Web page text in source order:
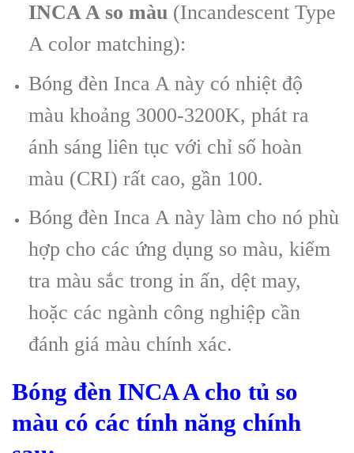
INCA A so màu(Incandescent Type
A color matching):
Bóng đèn Inca A này có nhiệt độ
màu khoảng 3000-3200K, phát ra
ánh sáng liên tục với chỉ số hoàn
màu (CRI) rất cao, gần 100.
Bóng đèn Inca A này làm cho nó phù
hợp cho các ứng dụng so màu, kiểm
tra màu sắc trong in ấn, dệt may,
hoặc các ngành công nghiệp cần
đánh giá màu chính xác.
Bóng đèn INCA A cho tủ so
màu có các tính năng chính